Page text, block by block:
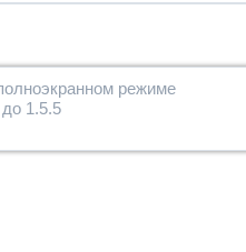
режиме
1.5.5